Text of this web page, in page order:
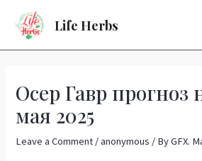
content
Life Herbs
Осер Гавр прогноз
мая 2025
Leave a Comment /anonymous / ByGFX.